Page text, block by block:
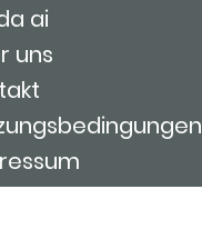
ai
uns